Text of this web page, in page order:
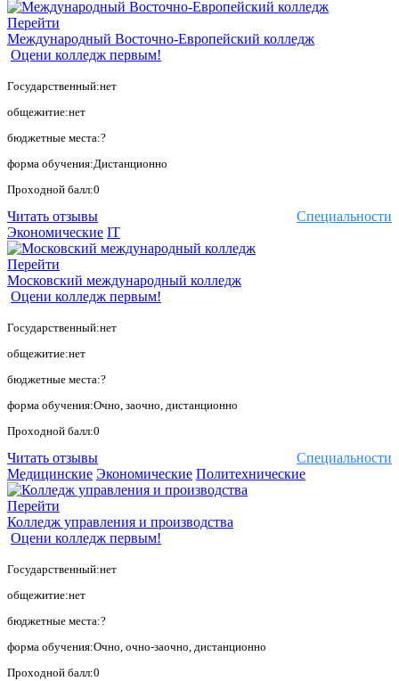
Перейти
Международный Восточно-Европейский колледж
Оцени колледж первым!
Государственный:нет
общежитие:нет
бюджетные места:?
форма обучения:Дистанционно
Проходной балл:0
Специальности
Читать отзывы
Экономические IT
Перейти
Московский международный колледж
Оцени колледж первым!
Государственный:нет
общежитие:нет
бюджетные места:?
форма обучения:Очно, заочно, дистанционно
Проходной балл:0
Специальности
Читать отзывы
Медицинские Экономические Политехнические
Перейти
Колледж управления и производства
Оцени колледж первым!
Государственный:нет
общежитие:нет
бюджетные места:?
форма обучения:Очно, очно-заочно, дистанционно
Проходной балл:0